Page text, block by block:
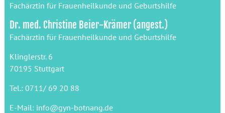
Fachärztin für Frauenheilkunde und Geburtshilfe
Dr. med. Christine Beier-Krämer (angest.)
Fachärztin für Frauenheilkunde und Geburtshilfe
Klinglerstr. 6
70195 Stuttgart
Tel.: 0711/ 69 20 88
E-Mail: info@gyn-botnang.de